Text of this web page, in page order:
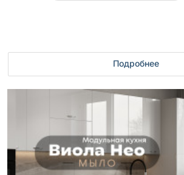
Подробнее